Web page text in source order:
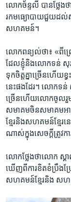
លោក​ច័ន្ទលី ​បាន​ថ្លែ
រក​មធ្យោបាយ​ជួយដល់​ស
សហ​គមន៍។
លោក​ពន្យល់​ថា៖ «ពីព្រ
ដែលខ្ញុំ​និង​លោក​ទន់ សុវ
ទុកចិត្ត​គ្នាច្រើន​ហើយ​ខ្
នេះផង​ដែរ។ លោក​ទន់
ច្រើន​ហើយ​លោក​ចូលរួម​ន
សមាគមចិន​សមាគម​អា
ខ្មែរ​និង​សហគមន៍​ខ្មែ
ណាស់​ក្នុង​សេចក្តី​ត្រូវ
លោក​ថ្លែងថា​លោក​ ស្
ឃើញ​ពីការ​ខិតខំ​ប្រឹងប្
សហគមន៍ខ្មែរ​និង ​សហ